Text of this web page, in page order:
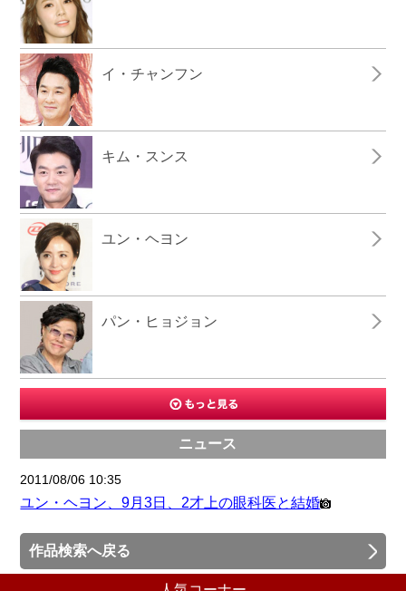
イ・チャンフン
キム・スンス
ユン・ヘヨン
パン・ヒョジョン
ニュース
2011/08/06 10:35
ユン・ヘヨン、9月3日、2才上の眼科医と結婚
作品検索へ戻る